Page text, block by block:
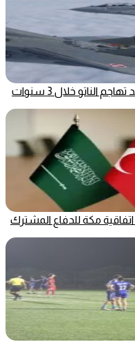
الناتو خلال 3 سنوات
مكة للدفاع المشترك